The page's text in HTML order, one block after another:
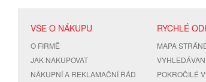
VŠE O NÁKUPU
O FIRMĚ
JAK NAKUPOVAT
NÁKUPNÍ A REKLAMAČNÍ ŘÁD
RYCHLÉ
MAPA
POKROČILÉ